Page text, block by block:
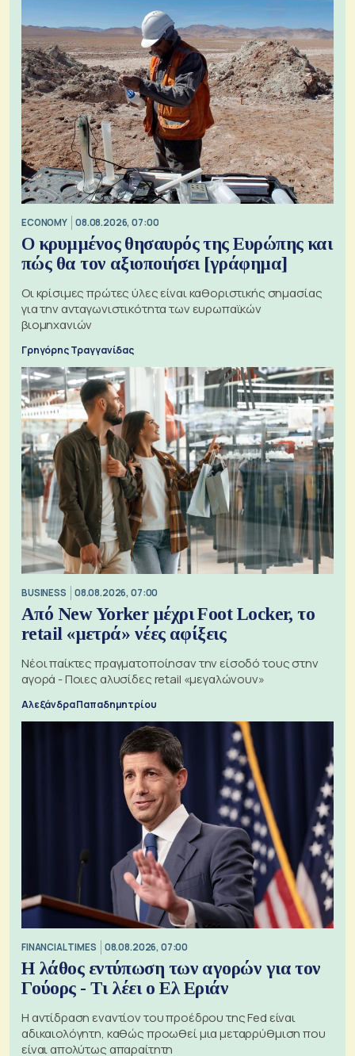
ECONOMY 08.08.2026, 07:00
Ο κρυμμένος θησαυρός της Ευρώπης και
πώς θα τον αξιοποιήσει [γράφημα]
Οι κρίσιμες πρώτες ύλες είναι καθοριστικής σημασίας
για την ανταγωνιστικότητα των ευρωπαϊκών
βιομηχανιών
Γρηγόρης Τραγγανίδας
BUSINESS 08.08.2026, 07:00
Από New Yorker μέχρι Foot Locker, το
retail «μετρά» νέες αφίξεις
Νέοι παίκτες πραγματοποίησαν την είσοδό τους στην
αγορά - Ποιες αλυσίδες retail «μεγαλώνουν»
Αλεξάνδρα Παπαδημητρίου
FINANCIAL TIMES 08.08.2026, 07:00
Η λάθος εντύπωση των αγορών για τον
Γούορς - Τι λέει ο Ελ Εριάν
Η αντίδραση εναντίον του προέδρου της Fed είναι
αδικαιολόγητη, καθώς προωθεί μια μεταρρύθμιση που
είναι απολύτως απαραίτητη